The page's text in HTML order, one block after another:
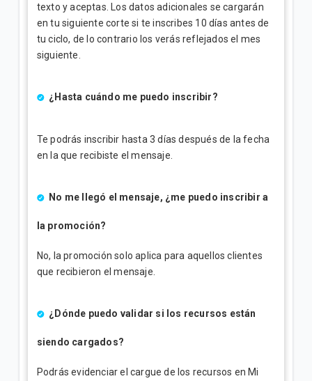
texto y aceptas. Los datos adicionales se cargarán
en tu siguiente corte si te inscribes 10 días antes de
tu ciclo, de lo contrario los verás reflejados el mes
siguiente.
¿Hasta cuándo me puedo inscribir?
Te podrás inscribir hasta 3 días después de la fecha
en la que recibiste el mensaje.
No me llegó el mensaje, ¿me puedo inscribir a
la promoción?
No, la promoción solo aplica para aquellos clientes
que recibieron el mensaje.
¿Dónde puedo validar si los recursos están
siendo cargados?
Podrás evidenciar el cargue de los recursos en Mi